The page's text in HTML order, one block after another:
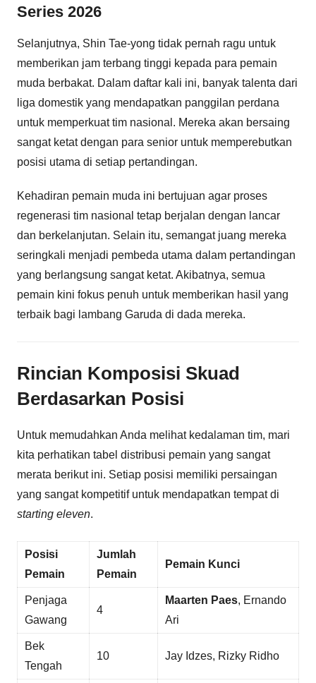
Series 2026
Selanjutnya, Shin Tae-yong tidak pernah ragu untuk
memberikan jam terbang tinggi kepada para pemain
muda berbakat. Dalam daftar kali ini, banyak talenta dari
liga domestik yang mendapatkan panggilan perdana
untuk memperkuat tim nasional. Mereka akan bersaing
sangat ketat dengan para senior untuk memperebutkan
posisi utama di setiap pertandingan.
Kehadiran pemain muda ini bertujuan agar proses
regenerasi tim nasional tetap berjalan dengan lancar
dan berkelanjutan. Selain itu, semangat juang mereka
seringkali menjadi pembeda utama dalam pertandingan
yang berlangsung sangat ketat. Akibatnya, semua
pemain kini fokus penuh untuk memberikan hasil yang
terbaik bagi lambang Garuda di dada mereka.
Rincian Komposisi Skuad
Berdasarkan Posisi
Untuk memudahkan Anda melihat kedalaman tim, mari
kita perhatikan tabel distribusi pemain yang sangat
merata berikut ini. Setiap posisi memiliki persaingan
yang sangat kompetitif untuk mendapatkan tempat di
starting eleven.
Posisi
Pemain
Jumlah
Pemain
Pemain Kunci
Penjaga
Gawang
4
Maarten Paes, Ernando
Ari
Bek
Tengah
10 Jay Idzes, Rizky Ridho